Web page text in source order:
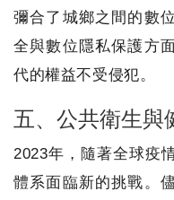
彌合了城鄉之間的數
全與數位隱私保護方
代的權益不受侵犯。
五、公共衛生與
2023年，隨著全球疫
體系面臨新的挑戰。